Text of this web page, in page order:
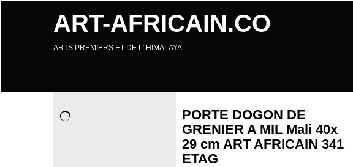
ART-AFRICAIN.CO
ARTS PREMIERS ET DE L' HIMALAYA
PORTE DOGON DE
GRENIER A MIL Mali 40x
29 cm ART AFRICAIN 341
ETAG